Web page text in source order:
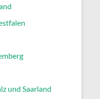
und Saarland